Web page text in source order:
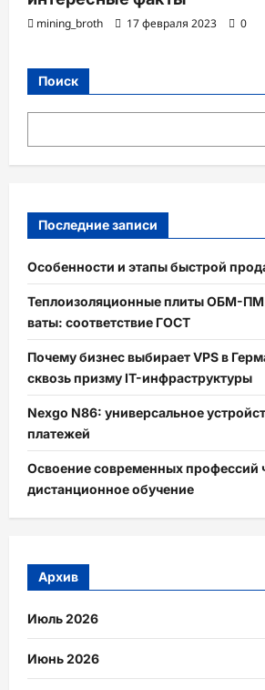
mining_broth 17 февраля 2023 0
Поиск
Последние записи
Особенности и этапы быстрой
Теплоизоляционные плиты ОБМ-ПМ
ваты: соответствие ГОСТ
Почему бизнес выбирает VPS в
сквозь призму IT-инфраструктуры
Nexgo N86: универсальное
платежей
Освоение современных профессий
дистанционное обучение
Архив
Июль 2026
Июнь 2026